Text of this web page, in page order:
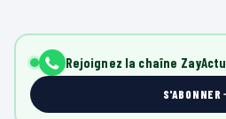
Rejoignez la chaîne ZayActu
S'ABONNER